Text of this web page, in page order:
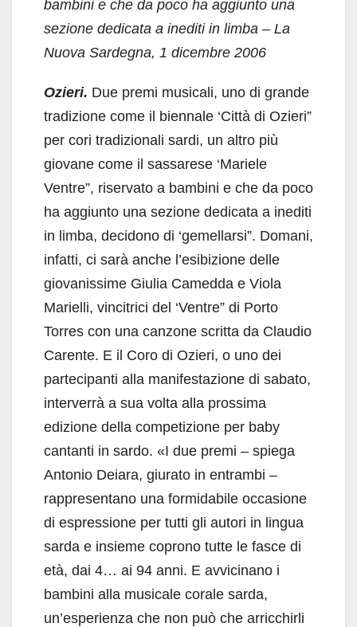
bambini e che da poco ha aggiunto una
sezione dedicata a inediti in limba – La
Nuova Sardegna, 1 dicembre 2006
Ozieri. Due premi musicali, uno di grande
tradizione come il biennale ‘Città di Ozieri”
per cori tradizionali sardi, un altro più
giovane come il sassarese ‘Mariele
Ventre”, riservato a bambini e che da poco
ha aggiunto una sezione dedicata a inediti
in limba, decidono di ‘gemellarsi”. Domani,
infatti, ci sarà anche l’esibizione delle
giovanissime Giulia Camedda e Viola
Marielli, vincitrici del ‘Ventre” di Porto
Torres con una canzone scritta da Claudio
Carente. E il Coro di Ozieri, o uno dei
partecipanti alla manifestazione di sabato,
interverrà a sua volta alla prossima
edizione della competizione per baby
cantanti in sardo. «I due premi – spiega
Antonio Deiara, giurato in entrambi –
rappresentano una formidabile occasione
di espressione per tutti gli autori in lingua
sarda e insieme coprono tutte le fasce di
età, dai 4… ai 94 anni. E avvicinano i
bambini alla musicale corale sarda,
un’esperienza che non può che arricchirli